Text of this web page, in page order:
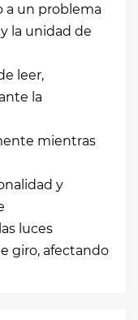
a un problema
la unidad de
leer,
la
mientras
y
luces
giro, afectando